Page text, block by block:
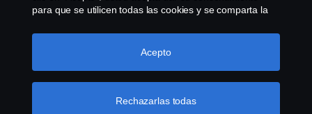
© Copyright Scania 2022 All rights reserved. Scania
para que se utilicen todas las cookies y se comparta la
haciendo clic en "Configuración de cookies" y
seleccionando las categorías que desea aceptar. Para
Más información sobre su privacidad
Rechazarlas todas
Acepto